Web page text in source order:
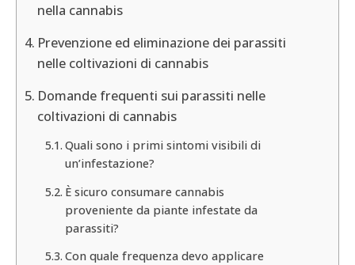
nella cannabis
Prevenzione ed eliminazione dei parassiti
nelle coltivazioni di cannabis
Domande frequenti sui parassiti nelle
coltivazioni di cannabis
Quali sono i primi sintomi visibili di
un’infestazione?
È sicuro consumare cannabis
proveniente da piante infestate da
parassiti?
Con quale frequenza devo applicare